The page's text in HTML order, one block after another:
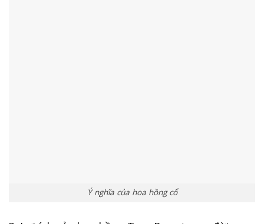
Ý nghĩa của hoa hồng cổ